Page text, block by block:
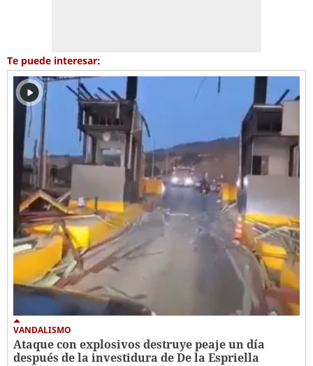
Te puede interesar:
VANDALISMO
Ataque con explosivos destruye peaje un día
después de la investidura de De la Espriella